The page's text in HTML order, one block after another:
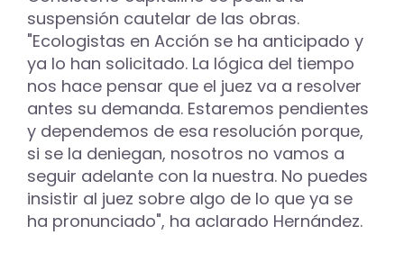
suspensión cautelar de las obras.
"Ecologistas en Acción se ha anticipado y
ya lo han solicitado. La lógica del tiempo
nos hace pensar que el juez va a resolver
antes su demanda. Estaremos pendientes
y dependemos de esa resolución porque,
si se la deniegan, nosotros no vamos a
seguir adelante con la nuestra. No puedes
insistir al juez sobre algo de lo que ya se
ha pronunciado", ha aclarado Hernández.